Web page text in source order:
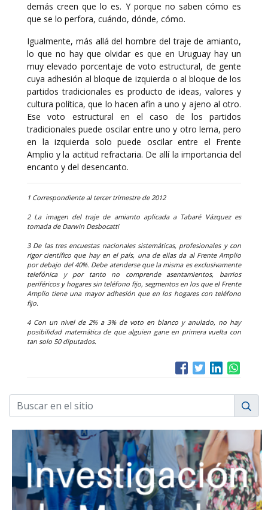
demás creen que lo es. Y porque no saben cómo es
que se lo perfora, cuándo, dónde, cómo.
Igualmente, más allá del hombre del traje de amianto,
lo que no hay que olvidar es que en Uruguay hay un
muy elevado porcentaje de voto estructural, de gente
cuya adhesión al bloque de izquierda o al bloque de los
partidos tradicionales es producto de ideas, valores y
cultura política, que lo hacen afín a uno y ajeno al otro.
Ese voto estructural en el caso de los partidos
tradicionales puede oscilar entre uno y otro lema, pero
en la izquierda solo puede oscilar entre el Frente
Amplio y la actitud refractaria. De allí la importancia del
encanto y del desencanto.
1 Correspondiente al tercer trimestre de 2012
2 La imagen del traje de amianto aplicada a Tabaré Vázquez es
tomada de Darwin Desbocatti
3 De las tres encuestas nacionales sistemáticas, profesionales y con
rigor científico que hay en el país, una de ellas da al Frente Amplio
por debajo del 40%. Debe atenderse que la misma es exclusivamente
telefónica y por tanto no comprende asentamientos, barrios
periféricos y hogares sin teléfono fijo, segmentos en los que el Frente
Amplio tiene una mayor adhesión que en los hogares con teléfono
fijo.
4 Con un nivel de 2% a 3% de voto en blanco y anulado, no hay
posibilidad matemática de que alguien gane en primera vuelta con
tan solo 50 diputados.